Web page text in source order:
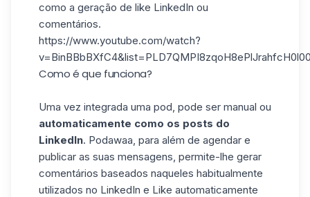
como a geração de like LinkedIn ou
comentários.
https://www.youtube.com/watch?
Como é que funciona?
Uma vez integrada uma pod, pode ser manual ou
automaticamente como os posts do
LinkedIn. Podawaa, para além de agendar e
publicar as suas mensagens, permite-lhe gerar
comentários baseados naqueles habitualmente
utilizados no LinkedIn e Like automaticamente